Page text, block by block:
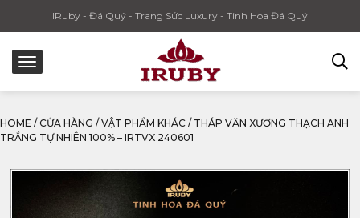
IRuby - Đá Quý - Trang Sức Luxury - Tinh Hoa Đá Quý
HOME / CỬA HÀNG / VẬT PHẨM KHÁC / THÁP VĂN XƯƠNG THẠCH ANH
TRẮNG TỰ NHIÊN 100% – IRTVX 240601